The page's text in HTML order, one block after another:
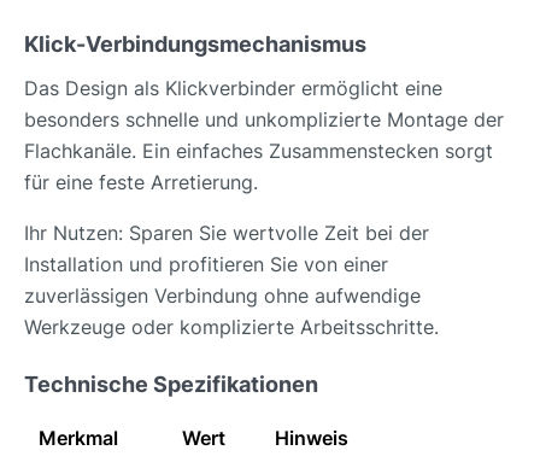
Klick-Verbindungsmechanismus
Das Design als Klickverbinder ermöglicht eine
besonders schnelle und unkomplizierte Montage der
Flachkanäle. Ein einfaches Zusammenstecken sorgt
für eine feste Arretierung.
Ihr Nutzen: Sparen Sie wertvolle Zeit bei der
Installation und profitieren Sie von einer
zuverlässigen Verbindung ohne aufwendige
Werkzeuge oder komplizierte Arbeitsschritte.
Technische Spezifikationen
Merkmal Wert Hinweis